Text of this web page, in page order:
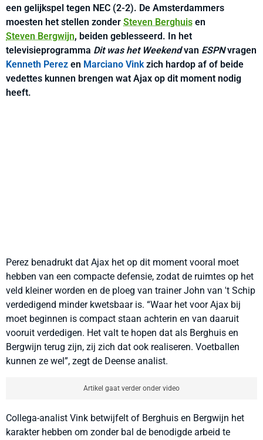
een gelijkspel tegen NEC (2-2). De Amsterdammers
moesten het stellen zonder Steven Berghuis en
Steven Bergwijn, beiden geblesseerd. In het
televisieprogramma Dit was het Weekendvan ESPNvragen
Kenneth Perez en Marciano Vinkzich hardop af of beide
vedettes kunnen brengen wat Ajax op dit moment nodig
heeft.
Perez benadrukt dat Ajax het op dit moment vooral moet
hebben van een compacte defensie, zodat de ruimtes op het
veld kleiner worden en de ploeg van trainer John van 't Schip
verdedigend minder kwetsbaar is. “Waar het voor Ajax bij
moet beginnen is compact staan achterin en van daaruit
vooruit verdedigen. Het valt te hopen dat als Berghuis en
Bergwijn terug zijn, zij zich dat ook realiseren. Voetballen
kunnen ze wel”, zegt de Deense analist.
Artikel gaat verder onder video
Collega-analist Vink betwijfelt of Berghuis en Bergwijn het
karakter hebben om zonder bal de benodigde arbeid te